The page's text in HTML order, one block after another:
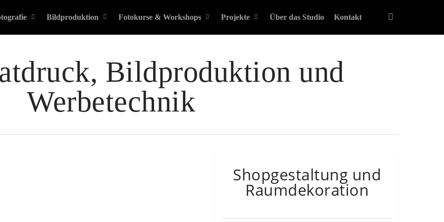
Bildproduktion Fotokurse & Workshops Projekte Über das Studio Kontakt instagram
Bildproduktion und
Werbetechnik
Shopgestaltung und
Raumdekoration